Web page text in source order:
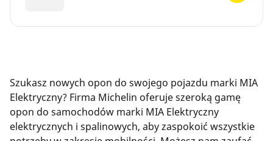
Szukasz nowych opon do swojego pojazdu marki MIA
Elektryczny? Firma Michelin oferuje szeroką gamę
opon do samochodów marki MIA Elektryczny
elektrycznych i spalinowych, aby zaspokoić wszystkie